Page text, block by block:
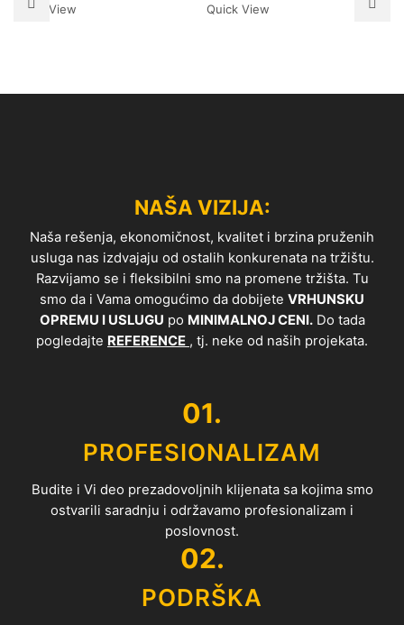
Quick View Quick View
NAŠA VIZIJA:
Naša rešenja, ekonomičnost, kvalitet i brzina pruženih
usluga nas izdvajaju od ostalih konkurenata na tržištu.
Razvijamo se i fleksibilni smo na promene tržišta. Tu
smo da i Vama omogućimo da dobijete VRHUNSKU
OPREMU I USLUGU po MINIMALNOJ CENI.Do tada
pogledajte REFERENCE , tj. neke od naših projekata.
01.
PROFESIONALIZAM
Budite i Vi deo prezadovoljnih klijenata sa kojima smo
ostvarili saradnju i održavamo profesionalizam i
poslovnost.
02.
PODRŠKA